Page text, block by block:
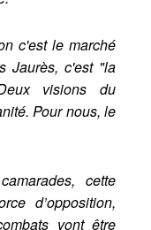
c'est le marché
Jaurès, c'est "la
visions du
Pour nous, le
cette
d’opposition,
vont être